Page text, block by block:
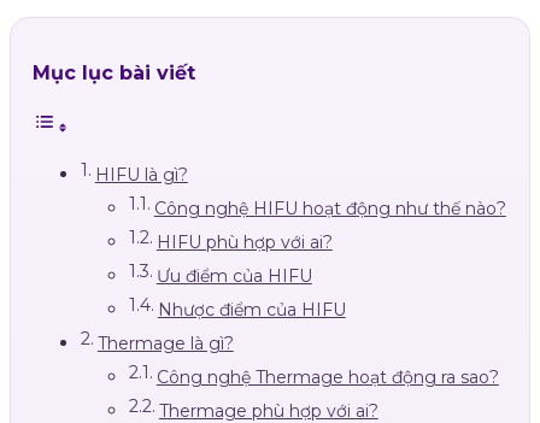
Mục lục bài viết
HIFU là gì?
Công nghệ HIFU hoạt động như thế nào?
HIFU phù hợp với ai?
Ưu điểm của HIFU
Nhược điểm của HIFU
Thermage là gì?
Công nghệ Thermage hoạt động ra sao?
Thermage phù hợp với ai?